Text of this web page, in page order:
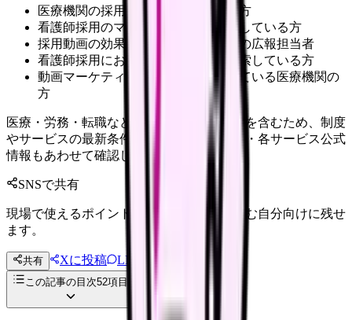
医療機関の採用担当者や人事部門の方
看護師採用のマーケティングを担当している方
採用動画の効果を高めたい医療機関の広報担当者
看護師採用における新しい手法を模索している方
動画マーケティングの導入を検討している医療機関の
方
医療・労務・転職など判断に影響する内容を含むため、制度
やサービスの最新条件は公的機関・勤務先・各サービス公式
情報もあわせて確認してください。
SNSで共有
現場で使えるポイントを、同僚やあとで読む自分向けに残せ
ます。
共有 Xに投稿 LINE
投稿文コピー
この記事の目次52項目